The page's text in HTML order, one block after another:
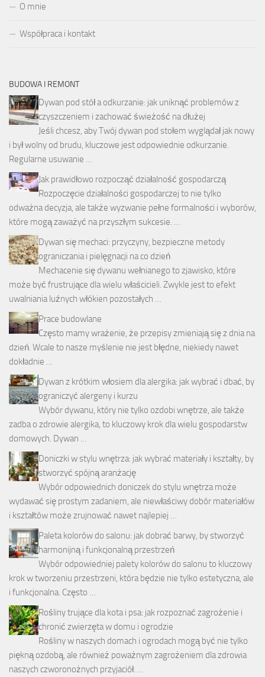
O mnie
Współpraca i kontakt
BUDOWA I REMONT
Dywan pod stół a odkurzanie: jak uniknąć problemów z
czyszczeniem i zachować świeżość na dłużej
Jeśli chcesz, aby Twój dywan pod stołem wyglądał jak nowy
i był wolny od brudu, kluczowe jest odpowiednie odkurzanie.
Regularne usuwanie …
Jak prawidłowo rozpocząć działalność gospodarczą
Rozpoczęcie działalności gospodarczej to nie tylko
odważna decyzja, ale także wyzwanie pełne formalności i wyborów,
które mogą zaważyć na przyszłym sukcesie. …
Dywan się mechaci: przyczyny, bezpieczne metody
ograniczania i pielęgnacji na co dzień
Mechacenie się dywanu wełnianego to zjawisko, które
może być frustrujące dla wielu właścicieli. Zwykle jest to efekt
uwalniania luźnych włókien pozostałych …
Prace budowlane
Często mamy wrażenie, że przepisy zmieniają się z dnia na
dzień. Wcale to nasze myślenie nie jest błędne, niekiedy nawet
dokładnie …
Dywan z krótkim włosiem dla alergika: jak wybrać i dbać, by
ograniczyć alergeny i kurzu
Wybór dywanu, który nie tylko ozdobi wnętrze, ale także
zadba o zdrowie alergika, to kluczowy krok dla wielu gospodarstw
domowych. Dywan …
Doniczki w stylu wnętrza: jak wybrać materiały i kształty, by
stworzyć spójną aranżację
Wybór odpowiednich doniczek do stylu wnętrza może
wydawać się prostym zadaniem, ale niewłaściwy dobór materiałów
i kształtów może zrujnować nawet najlepiej …
Paleta kolorów do salonu: jak dobrać barwy, by stworzyć
harmonijną i funkcjonalną przestrzeń
Wybór odpowiedniej palety kolorów do salonu to kluczowy
krok w tworzeniu przestrzeni, która będzie nie tylko estetyczna, ale
i funkcjonalna. Często …
Rośliny trujące dla kota i psa: jak rozpoznać zagrożenie i
chronić zwierzęta w domu i ogrodzie
Rośliny w naszych domach i ogrodach mogą być nie tylko
piękną ozdobą, ale również poważnym zagrożeniem dla zdrowia
naszych czworonożnych przyjaciół. …